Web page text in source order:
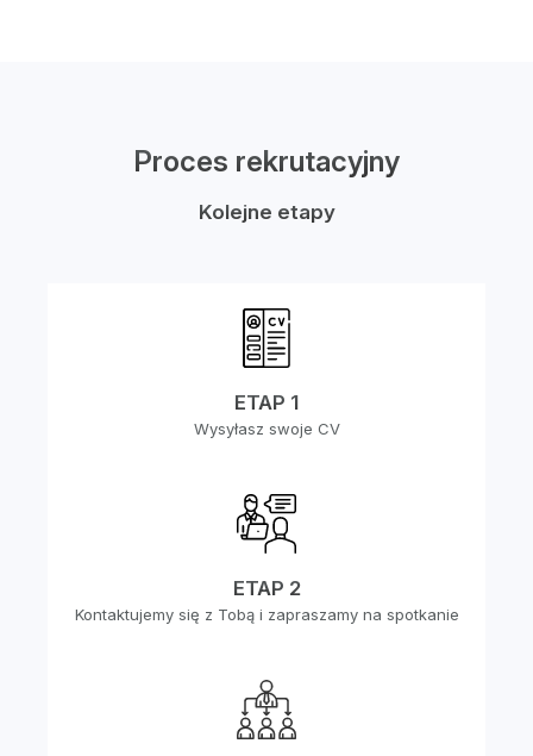
Proces rekrutacyjny
Kolejne etapy
ETAP 1
Wysyłasz swoje CV
ETAP 2
Kontaktujemy się z Tobą i zapraszamy na spotkanie